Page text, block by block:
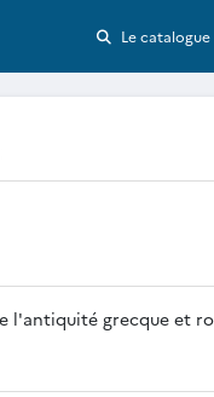
Le catalogue
l'antiquité grecque et